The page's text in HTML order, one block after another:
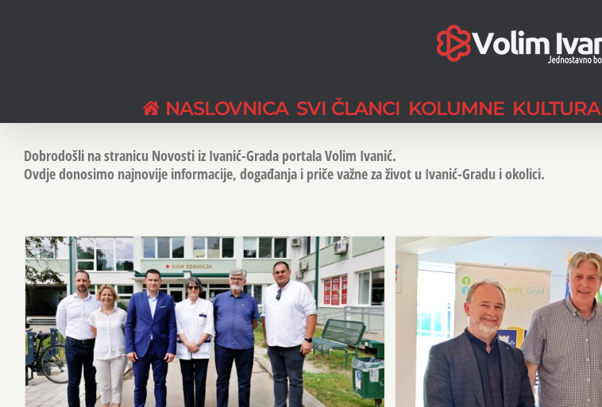
NASLOVNICA SVI ČLANCI KOLUMNE KULTURA
Dobrodošli na stranicu Novosti iz Ivanić-Grada portala Volim Ivanić.
Ovdje donosimo najnovije informacije, događanja i priče važne za život u Ivanić-Gradu i okolici.